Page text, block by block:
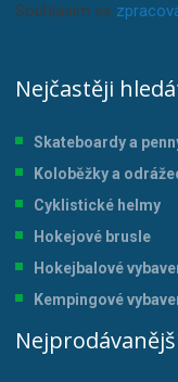
Souhlasím se
Nejčastěji
Skateboardy a
Koloběžky a
Cyklistické helmy
Hokejové brusle
Hokejbalové
Kempingové